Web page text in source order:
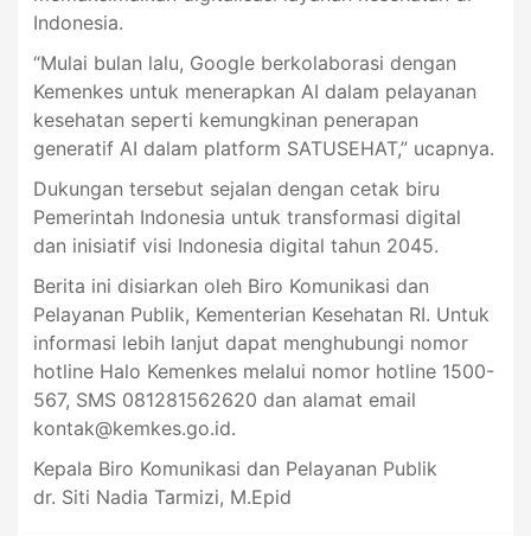
Indonesia.
“Mulai bulan lalu, Google berkolaborasi dengan
Kemenkes untuk menerapkan AI dalam pelayanan
kesehatan seperti kemungkinan penerapan
generatif AI dalam platform SATUSEHAT,” ucapnya.
Dukungan tersebut sejalan dengan cetak biru
Pemerintah Indonesia untuk transformasi digital
dan inisiatif visi Indonesia digital tahun 2045.
Berita ini disiarkan oleh Biro Komunikasi dan
Pelayanan Publik, Kementerian Kesehatan RI. Untuk
informasi lebih lanjut dapat menghubungi nomor
hotline Halo Kemenkes melalui nomor hotline 1500-
567, SMS 081281562620 dan alamat email
kontak@kemkes.go.id.
Kepala Biro Komunikasi dan Pelayanan Publik
dr. Siti Nadia Tarmizi, M.Epid